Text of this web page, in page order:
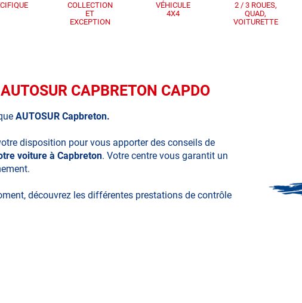
COLLECTION
ET
EXCEPTION
VÉHICULE
4X4
2 / 3 ROUES,
QUAD,
VOITURETTE
CAPBRETON CAPDO
AUTOSUR Capbreton.
disposition pour vous apporter des conseils de
voiture à Capbreton. Votre centre vous garantit un
découvrez les différentes prestations de contrôle